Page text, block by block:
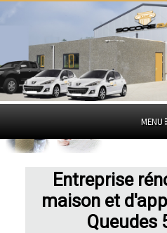
MENU
Entreprise
maison et
Queudes